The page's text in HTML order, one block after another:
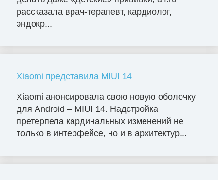
рассказала врач-терапевт, кардиолог,
эндокр...
Xiaomi представила MIUI 14
Xiaomi анонсировала свою новую оболочку
для Android – MIUI 14. Надстройка
претерпела кардинальных изменений не
только в интерфейсе, но и в архитектур...